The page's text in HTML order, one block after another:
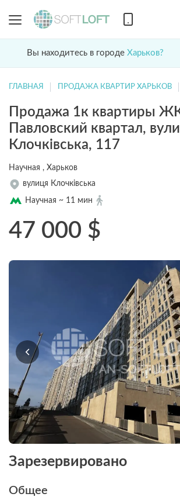
Вы находитесь в городе Харьков?
ГЛАВНАЯ ПРОДАЖА КВАРТИР ХАРЬКОВ
Продажа 1к квартиры
Павловский квартал,
Клочківська, 117
Научная , Харьков
вулиця Клочківська
Научная ~ 11 мин
47 000 $
Зарезервировано
Общее